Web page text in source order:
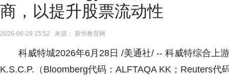
商，以提升股票流动性
2026-06-29 15:52 来源： 新华教育网
科威特城2026年6月28日 /美通社/ -- 科威特综合上
K.S.C.P.（Bloomberg代码：ALFTAQA KK；Reuters